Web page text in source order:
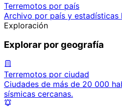
Terremotos por país
Archivo por país y estadísticas
Exploración
Explorar por geografía
Terremotos por ciudad
Ciudades de más de 20 000
sísmicas cercanas.